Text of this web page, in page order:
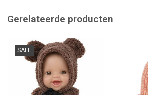
Deze kleding past ook de Miniland-poppen
Gerelateerde producten
SALE